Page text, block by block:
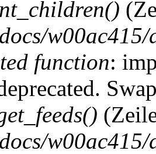
function: